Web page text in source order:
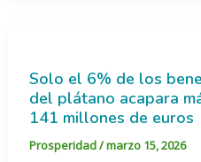
Solo el 6% de los
del plátano acapara
141 millones de euros
Prosperidad/marzo 15, 2026